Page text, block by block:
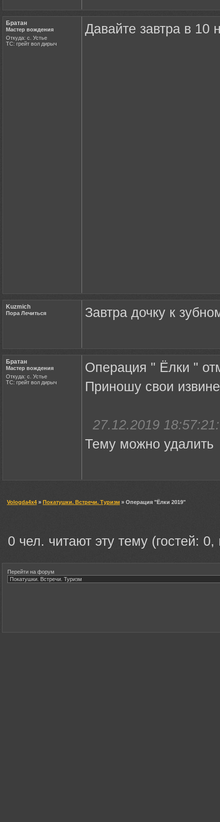
Братан
Мастер вождения
Откуда: с. Устье
ТС: грейт вол дирыч
Давайте завтра в 10
Kuzmich
Пора Лечиться Завтра дочку к
Братан
Мастер вождения
Откуда: с. Устье
ТС: грейт вол дирыч
Операция " Ёлки "
Приношу свои
27.12.2019 18:57:21:
Тему можно удалить
Vologda4x4 » Покатушки. Встречи. Туризм » Операция "Ёлки 2019"
0 чел. читают эту тему (гостей:
Перейти на форум